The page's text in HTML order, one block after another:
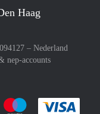
Haag
– Nederland
nep-accounts
af met Paypal
rekent gemakkelijk af met
Je rekent